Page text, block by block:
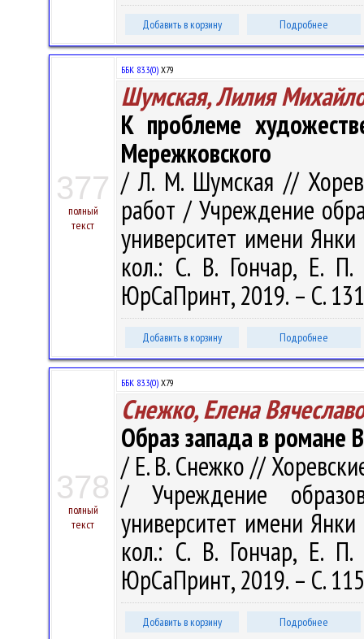
Добавить в корзину Подробнее
377
полный
текст
ББК 83.3(0) Х79
Шумская, Лилия
К проблеме
Мережковского
/ Л. М. Шумская //
работ / Учреждение
университет имени
кол.: С. В. Гончар, Е.
ЮрСаПринт, 2019. – С.
Добавить в корзину Подробнее
378
полный
текст
ББК 83.3(0) Х79
Снежко, Елена
Образ запада в романе
/ Е. В. Снежко //
/ Учреждение
университет имени
кол.: С. В. Гончар, Е.
ЮрСаПринт, 2019. – С.
Добавить в корзину Подробнее